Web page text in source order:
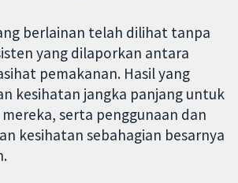
berlainan telah dilihat tanpa
yang dilaporkan antara
pemakanan. Hasil yang
kesihatan jangka panjang untuk
serta penggunaan dan
kesihatan sebahagian besarnya